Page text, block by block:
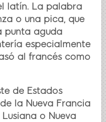
latín. La palabra
o una pica, que
punta aguda
especialmente
al francés como
de Estados
la Nueva Francia
o Nueva